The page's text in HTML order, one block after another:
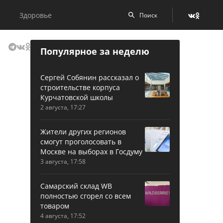
Здоровье
Популярное за неделю
Сергей Собянин рассказал о
строительстве корпуса
Курчатовской школы
2 августа, 17:27
Жители других регионов
смогут проголосовать в
Москве на выборах в Госдуму
3 августа, 17:58
Самарский склад WB
полностью сгорел со всем
товаром
4 августа, 17:52